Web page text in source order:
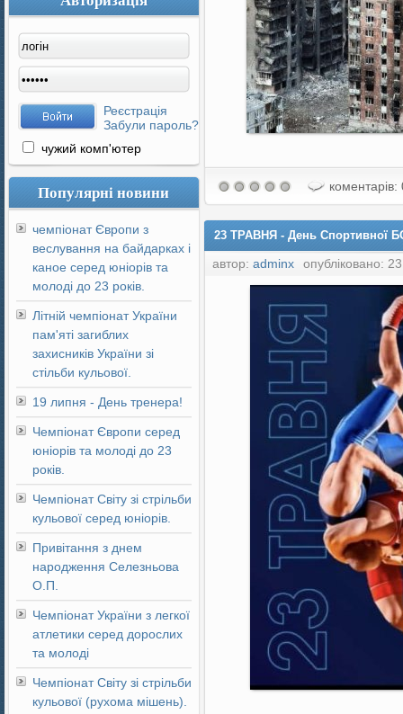
Реєстрація
Забули пароль?
чужий комп'ютер
Популярні новини
чемпіонат Європи з
веслування на байдарках і
каное серед юніорів та
молоді до 23 років.
Літній чемпіонат України
пам'яті загиблих
захисників України зі
стільби кульової.
19 липня - День тренера!
Чемпіонат Європи серед
юніорів та молоді до 23
років.
Чемпіонат Світу зі стрільби
кульової серед юніорів.
Привітання з днем
народження Селезньова
О.П.
Чемпіонат України з легкої
атлетики серед дорослих
та молоді
Чемпіонат Світу зі стрільби
кульової (рухома мішень).
коментарів:
23 ТРАВНЯ - День Спортивної
автор: adminx опубліковано: